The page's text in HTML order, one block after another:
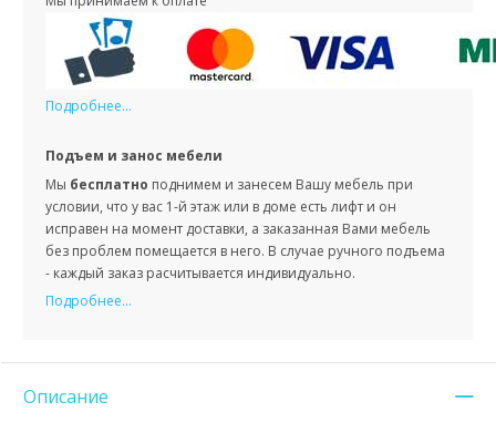
Подробнее...
Подъем и занос мебели
Мы бесплатно поднимем и занесем Вашу мебель при
условии, что у вас 1-й этаж или в доме есть лифт и он
исправен на момент доставки, а заказанная Вами мебель
без проблем помещается в него. В случае ручного подъема
- каждый заказ расчитывается индивидуально.
Подробнее...
Описание